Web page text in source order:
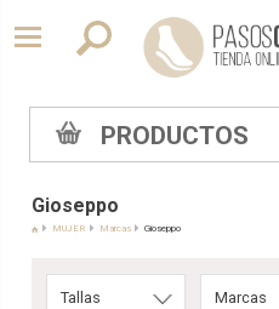
PRODUCTOS
Gioseppo
MUJER Marcas Gioseppo
Tallas Marcas